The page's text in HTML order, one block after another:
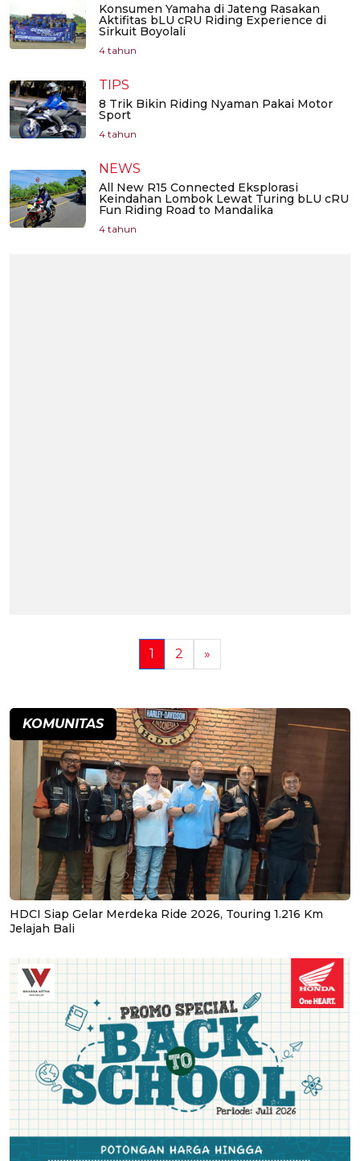
Konsumen Yamaha di Jateng Rasakan
Aktifitas bLU cRU Riding Experience di
Sirkuit Boyolali
4 tahun
TIPS
8 Trik Bikin Riding Nyaman Pakai Motor
Sport
4 tahun
NEWS
All New R15 Connected Eksplorasi
Keindahan Lombok Lewat Turing bLU cRU
Fun Riding Road to Mandalika
4 tahun
1 2 »
KOMUNITAS
HDCI Siap Gelar Merdeka Ride 2026, Touring 1.216 Km
Jelajah Bali